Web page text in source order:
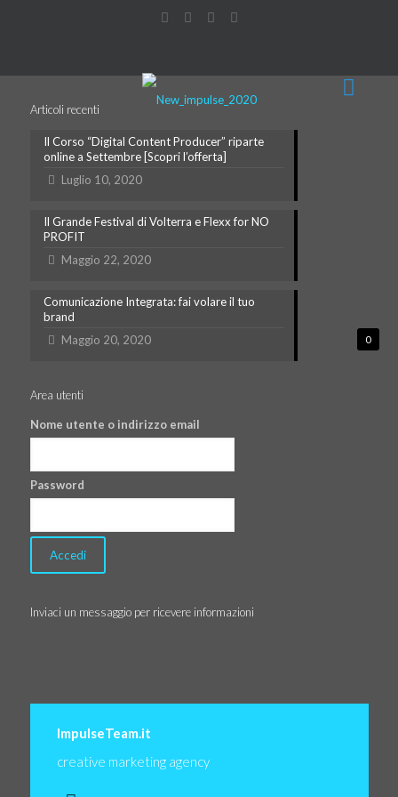
Articoli recenti
Il Corso “Digital Content Producer” riparte
online a Settembre [Scopri l’offerta]
Luglio 10, 2020
Il Grande Festival di Volterra e Flexx for NO
PROFIT
Maggio 22, 2020
0
Comunicazione Integrata: fai volare il tuo
brand
Maggio 20, 2020
Area utenti
Nome utente o indirizzo email
Password
Inviaci un messaggio per ricevere informazioni
ImpulseTeam.it
creative marketing agency